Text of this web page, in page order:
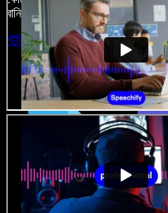
বানিয়ে ফেলুন।
স্টুডিও চালু করুন